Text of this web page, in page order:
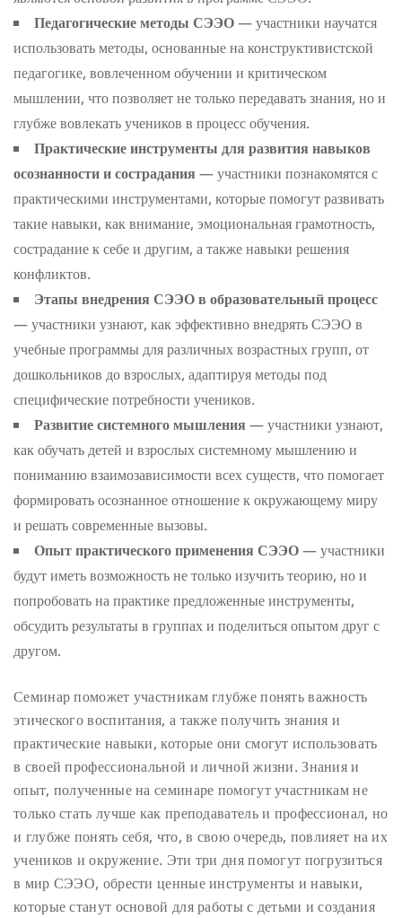
Педагогические методы СЭЭО— участники научатся
использовать методы, основанные на конструктивистской
педагогике, вовлеченном обучении и критическом
мышлении, что позволяет не только передавать знания, но и
глубже вовлекать учеников в процесс обучения.
Практические инструменты для развития навыков
осознанности и сострадания — участники познакомятся с
практическими инструментами, которые помогут развивать
такие навыки, как внимание, эмоциональная грамотность,
сострадание к себе и другим, а также навыки решения
конфликтов.
Этапы внедрения СЭЭО в образовательный процесс
— участники узнают, как эффективно внедрять СЭЭО в
учебные программы для различных возрастных групп, от
дошкольников до взрослых, адаптируя методы под
специфические потребности учеников.
Развитие системного мышления — участники узнают,
как обучать детей и взрослых системному мышлению и
пониманию взаимозависимости всех существ, что помогает
формировать осознанное отношение к окружающему миру
и решать современные вызовы.
Опыт практического применения СЭЭО— участники
будут иметь возможность не только изучить теорию, но и
попробовать на практике предложенные инструменты,
обсудить результаты в группах и поделиться опытом друг с
другом.
Семинар поможет участникам глубже понять важность
этического воспитания, а также получить знания и
практические навыки, которые они смогут использовать
в своей профессиональной и личной жизни. Знания и
опыт, полученные на семинаре помогут участникам не
только стать лучше как преподаватель и профессионал, но
и глубже понять себя, что, в свою очередь, повлияет на их
учеников и окружение. Эти три дня помогут погрузиться
в мир СЭЭО, обрести ценные инструменты и навыки,
которые станут основой для работы с детьми и создания